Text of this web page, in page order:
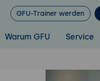
GFU-Trainer werden
Warum GFU Service